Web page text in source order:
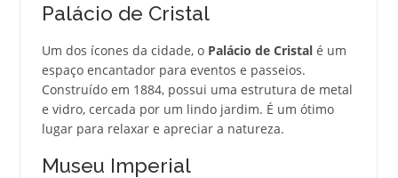
Palácio de Cristal
Um dos ícones da cidade, o Palácio de Cristalé um
espaço encantador para eventos e passeios.
Construído em 1884, possui uma estrutura de metal
e vidro, cercada por um lindo jardim. É um ótimo
lugar para relaxar e apreciar a natureza.
Museu Imperial